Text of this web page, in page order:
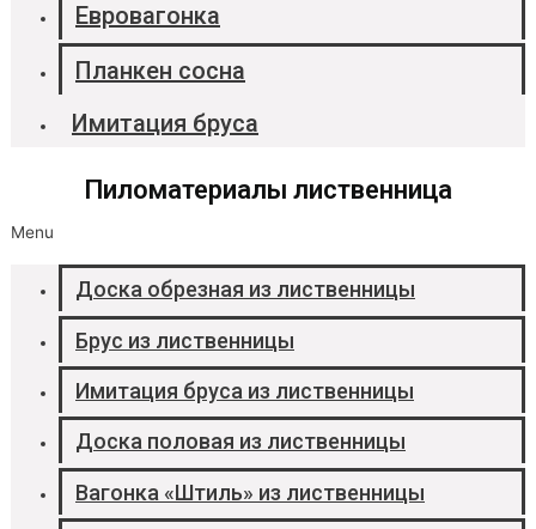
Евровагонка
Планкен сосна
Имитация бруса
Пиломатериалы лиственница
Menu
Доска обрезная из лиственницы
Брус из лиственницы
Имитация бруса из лиственницы
Доска половая из лиственницы
Вагонка «Штиль» из лиственницы